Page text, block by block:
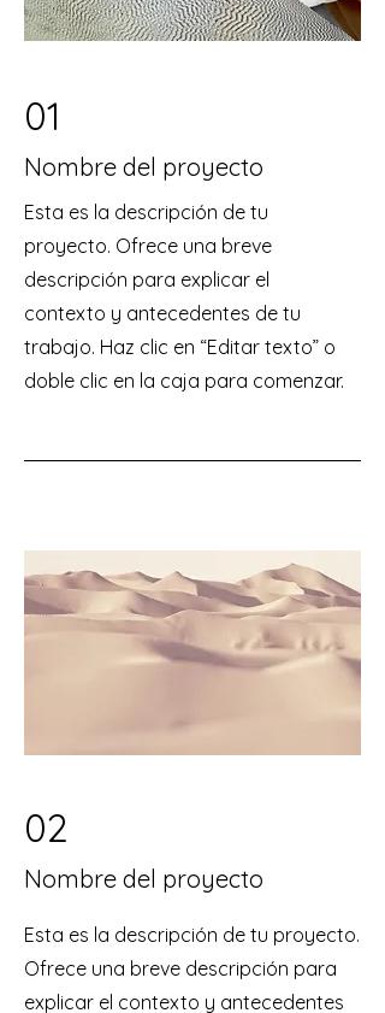
01
Nombre del proyecto
Esta es la descripción de tu
proyecto. Ofrece una breve
descripción para explicar el
contexto y antecedentes de tu
trabajo. Haz clic en “Editar texto” o
doble clic en la caja para comenzar.
02
Nombre del proyecto
Esta es la descripción de tu proyecto.
Ofrece una breve descripción para
explicar el contexto y antecedentes